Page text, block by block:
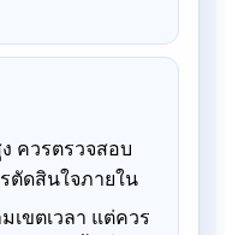
ควรตรวจสอบ
ตัดสินใจภายใน
ขตเวลา แต่ควร